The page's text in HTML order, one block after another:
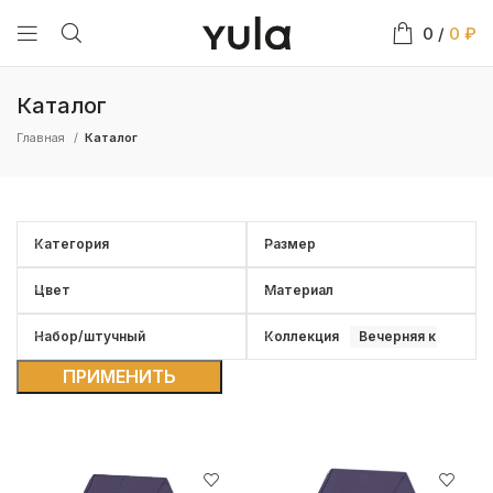
0 / 0 ₽
Каталог
Главная Каталог
Категория Размер
Цвет Материал
Набор/штучный Коллекция Вечерняя
ПРИМЕНИТЬ